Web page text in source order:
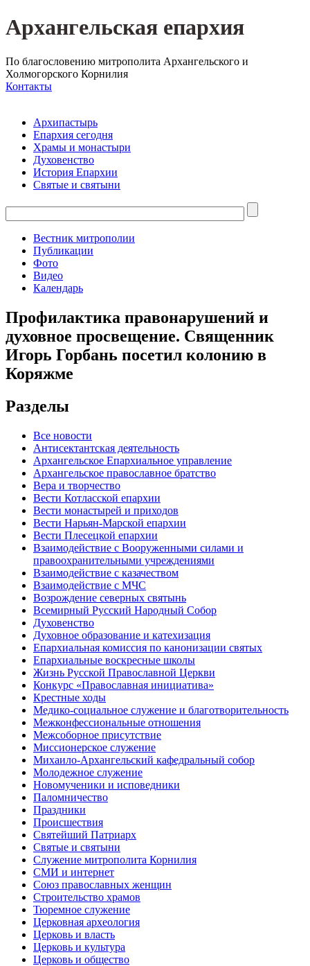
Архангельская епархия
По благословению митрополита Архангельского и
Холмогорского Корнилия
Контакты
Архипастырь
Епархия сегодня
Храмы и монастыри
Духовенство
История Епархии
Святые и святыни
Вестник митрополии
Публикации
Фото
Видео
Календарь
Профилактика правонарушений и
духовное просвещение. Священник
Игорь Горбань посетил колонию в
Коряжме
Разделы
Все новости
Антисектантская деятельность
Архангельское Епархиальное управление
Архангельское православное братство
Вера и творчество
Вести Котласской епархии
Вести монастырей и приходов
Вести Нарьян-Марской епархии
Вести Плесецкой епархии
Взаимодействие с Вооруженными силами и
правоохранительными учреждениями
Взаимодействие с казачеством
Взаимодействие с МЧС
Возрождение северных святынь
Всемирный Русский Народный Собор
Духовенство
Духовное образование и катехизация
Епархиальная комиссия по канонизации святых
Епархиальные воскресные школы
Жизнь Русской Православной Церкви
Конкурс «Православная инициатива»
Крестные ходы
Медико-социальное служение и благотворительность
Межконфессиональные отношения
Межсоборное присутствие
Миссионерское служение
Михаило-Архангельский кафедральный собор
Молодежное служение
Новомученики и исповедники
Паломничество
Праздники
Происшествия
Святейший Патриарх
Святые и святыни
Служение митрополита Корнилия
СМИ и интернет
Союз православных женщин
Строительство храмов
Тюремное служение
Церковная археология
Церковь и власть
Церковь и культура
Церковь и общество